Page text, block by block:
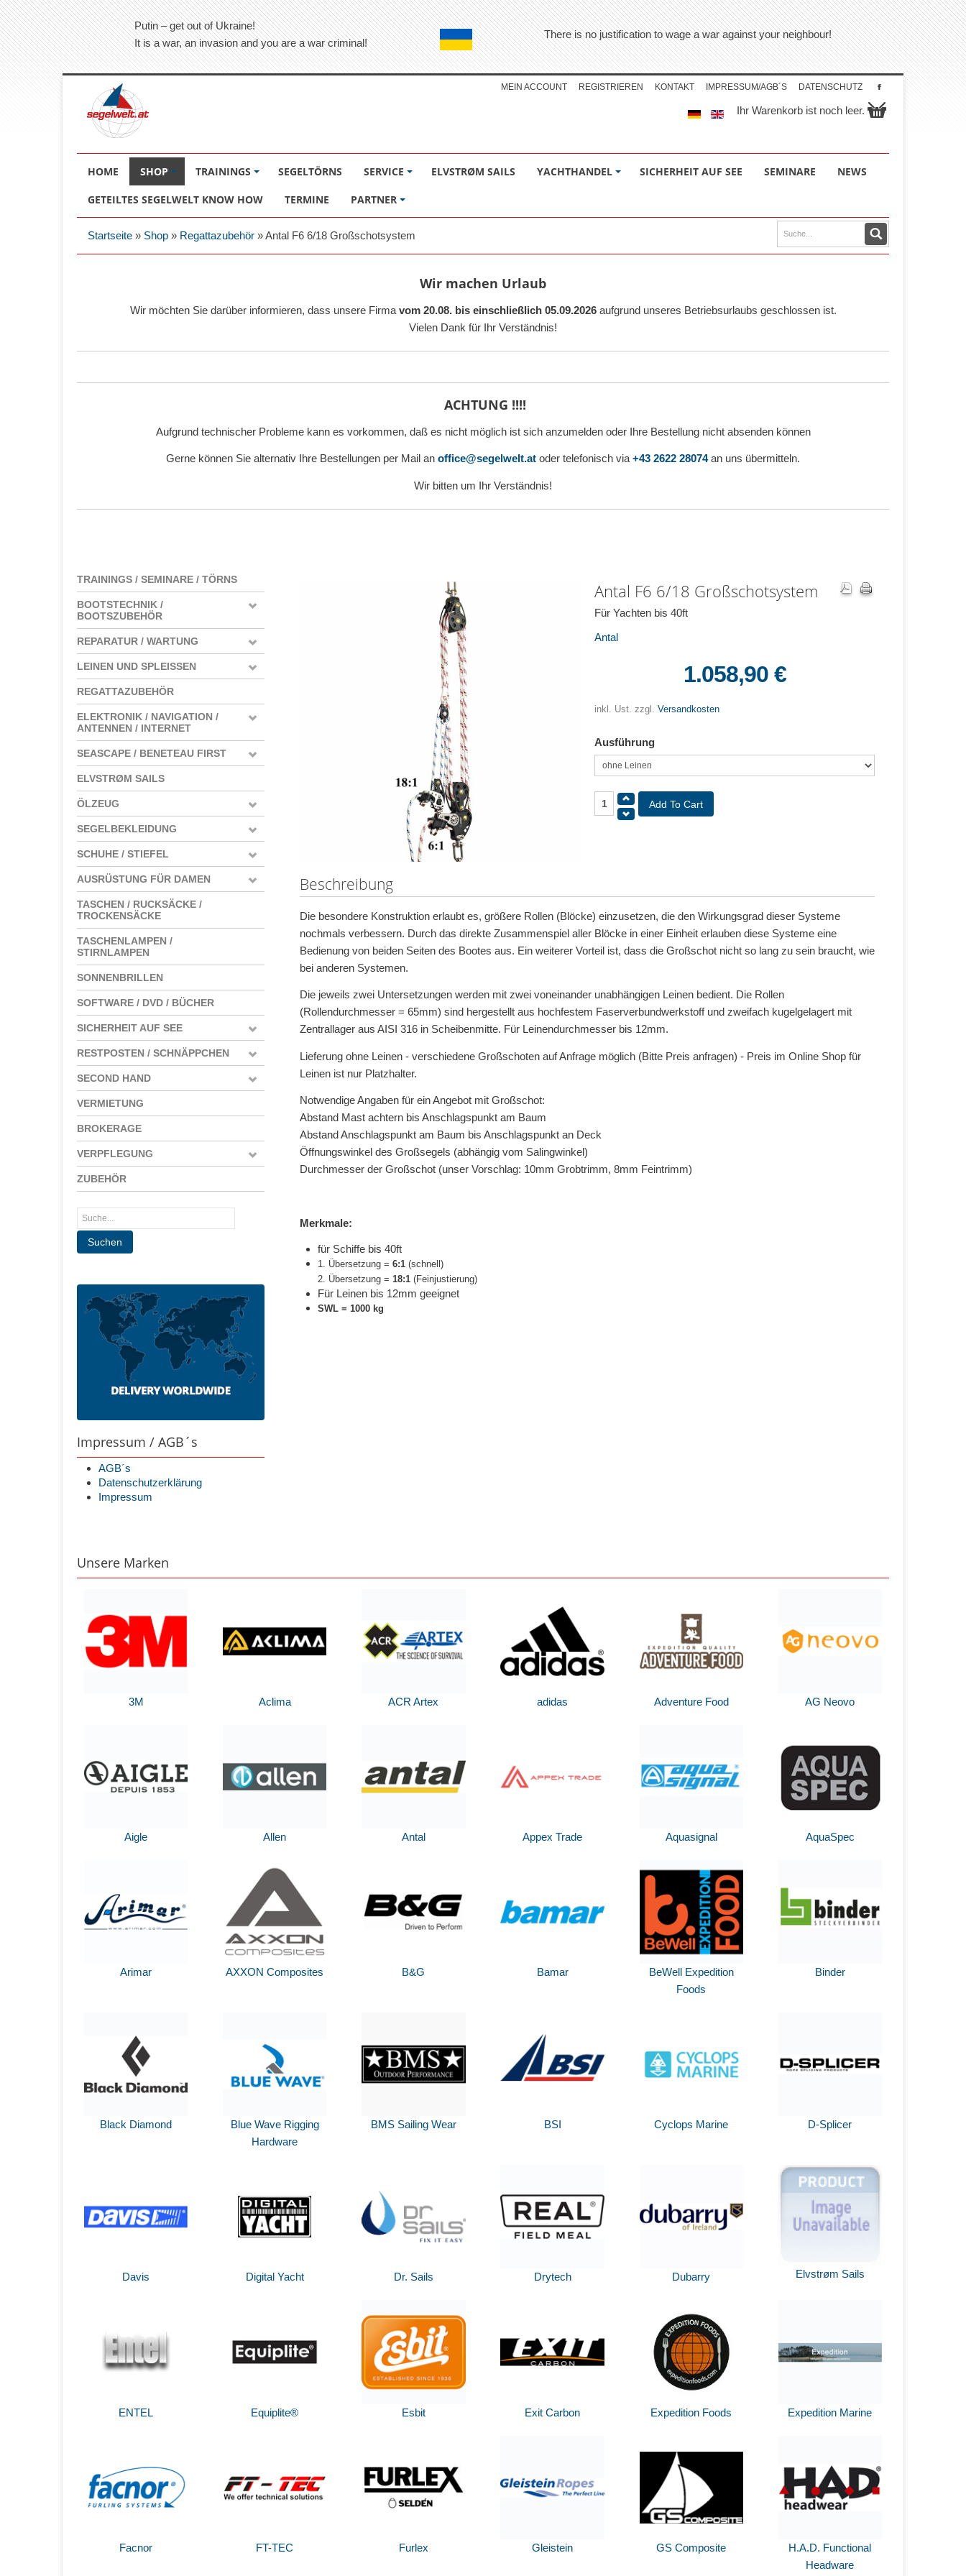
Putin – get out of Ukraine!
It is a war, an invasion and you are a war criminal!
There is no justification to wage a war against your neighbour!
KONTAKT IMPRESSUM/AGB´S DATENSCHUTZ
MEIN ACCOUNT REGISTRIEREN
Ihr Warenkorb ist noch leer.
HOME SHOP TRAININGS SEGELTÖRNS SERVICE ELVSTRØM SAILS YACHTHANDEL SICHERHEIT AUF SEE SEMINARE NEWS
GETEILTES SEGELWELT KNOW HOW TERMINE PARTNER
Startseite » Shop » Regattazubehör »Antal F6 6/18 Großschotsystem
Wir machen Urlaub
Wir möchten Sie darüber informieren, dass unsere Firma vom 20.08. bis einschließlich 05.09.2026aufgrund unseres Betriebsurlaubs geschlossen ist.
Vielen Dank für Ihr Verständnis!
ACHTUNG !!!!
Aufgrund technischer Probleme kann es vorkommen, daß es nicht möglich ist sich anzumelden oder Ihre Bestellung nicht absenden können
Gerne können Sie alternativ Ihre Bestellungen per Mail an office@segelwelt.at oder telefonisch via +43 2622 28074an uns übermitteln.
Wir bitten um Ihr Verständnis!
TRAININGS / SEMINARE / TÖRNS
BOOTSTECHNIK /
BOOTSZUBEHÖR
REPARATUR / WARTUNG
LEINEN UND SPLEISSEN
REGATTAZUBEHÖR
ELEKTRONIK / NAVIGATION /
ANTENNEN / INTERNET
SEASCAPE / BENETEAU FIRST
ELVSTRØM SAILS
ÖLZEUG
SEGELBEKLEIDUNG
SCHUHE / STIEFEL
AUSRÜSTUNG FÜR DAMEN
TASCHEN / RUCKSÄCKE /
TROCKENSÄCKE
TASCHENLAMPEN /
STIRNLAMPEN
SONNENBRILLEN
SOFTWARE / DVD / BÜCHER
SICHERHEIT AUF SEE
RESTPOSTEN / SCHNÄPPCHEN
SECOND HAND
VERMIETUNG
BROKERAGE
VERPFLEGUNG
ZUBEHÖR
Impressum / AGB´s
AGB´s
Datenschutzerklärung
Impressum
Antal F6 6/18 Großschotsystem
Für Yachten bis 40ft
Antal
1.058,90 €
inkl. Ust. zzgl.Versandkosten
Ausführung
Beschreibung
Die besondere Konstruktion erlaubt es, größere Rollen (Blöcke) einzusetzen, die den Wirkungsgrad dieser Systeme
nochmals verbessern. Durch das direkte Zusammenspiel aller Blöcke in einer Einheit erlauben diese Systeme eine
Bedienung von beiden Seiten des Bootes aus. Ein weiterer Vorteil ist, dass die Großschot nicht so lang zu sein braucht, wie
bei anderen Systemen.
Die jeweils zwei Untersetzungen werden mit zwei voneinander unabhängigen Leinen bedient. Die Rollen
(Rollendurchmesser = 65mm) sind hergestellt aus hochfestem Faserverbundwerkstoff und zweifach kugelgelagert mit
Zentrallager aus AISI 316 in Scheibenmitte. Für Leinendurchmesser bis 12mm.
Lieferung ohne Leinen - verschiedene Großschoten auf Anfrage möglich (Bitte Preis anfragen) - Preis im Online Shop für
Leinen ist nur Platzhalter.
Notwendige Angaben für ein Angebot mit Großschot:
Abstand Mast achtern bis Anschlagspunkt am Baum
Abstand Anschlagspunkt am Baum bis Anschlagspunkt an Deck
Öffnungswinkel des Großsegels (abhängig vom Salingwinkel)
Durchmesser der Großschot (unser Vorschlag: 10mm Grobtrimm, 8mm Feintrimm)
Merkmale:
für Schiffe bis 40ft
1. Übersetzung = 6:1 (schnell)
2. Übersetzung = 18:1 (Feinjustierung)
Für Leinen bis 12mm geeignet
SWL = 1000 kg
Unsere Marken
3M Aclima ACR Artex adidas Adventure Food AG Neovo
Aigle Allen Antal Appex Trade Aquasignal AquaSpec
Arimar AXXON Composites B&G Bamar
BeWell Expedition
Foods
Binder
Black Diamond
Blue Wave Rigging
Hardware
BMS Sailing Wear BSI Cyclops Marine D-Splicer
Davis Digital Yacht Dr. Sails Drytech Dubarry Elvstrøm Sails
ENTEL Equiplite® Esbit Exit Carbon Expedition Foods Expedition Marine
Facnor FT-TEC Furlex Gleistein GS Composite
H.A.D. Functional
Headware